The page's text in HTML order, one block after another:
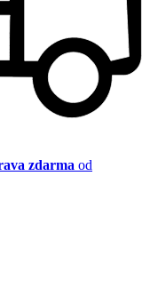
zdarma od